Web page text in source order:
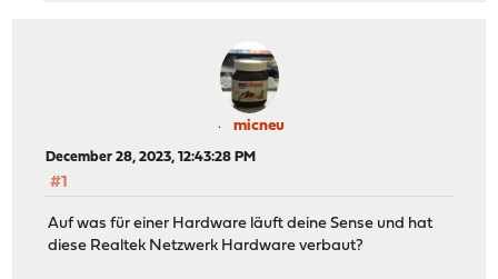
micneu
December 28, 2023, 12:43:28 PM
#1
Auf was für einer Hardware läuft deine Sense und hat
diese Realtek Netzwerk Hardware verbaut?